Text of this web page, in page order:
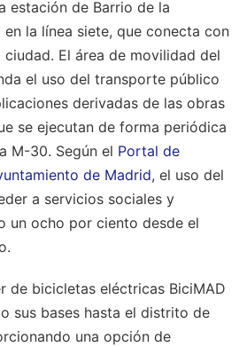
estación de Barrio de la
la línea siete, que conecta con
El área de movilidad del
el uso del transporte público
derivadas de las obras
se ejecutan de forma periódica
M-30. Según el Portal de
de Madrid, el uso del
a servicios sociales y
un ocho por ciento desde el
de bicicletas eléctricas BiciMAD
sus bases hasta el distrito de
una opción de